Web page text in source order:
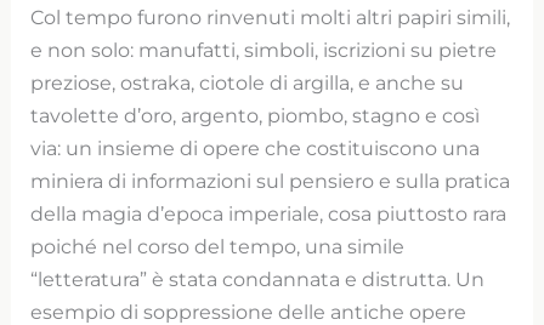
Col tempo furono rinvenuti molti altri papiri simili,
e non solo: manufatti, simboli, iscrizioni su pietre
preziose, ostraka, ciotole di argilla, e anche su
tavolette d’oro, argento, piombo, stagno e così
via: un insieme di opere che costituiscono una
miniera di informazioni sul pensiero e sulla pratica
della magia d’epoca imperiale, cosa piuttosto rara
poiché nel corso del tempo, una simile
“letteratura” è stata condannata e distrutta. Un
esempio di soppressione delle antiche opere